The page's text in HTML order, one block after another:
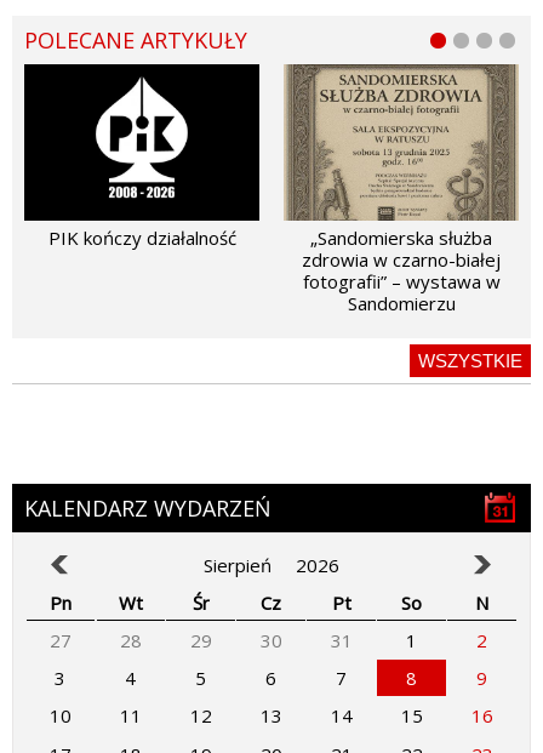
POLECANE ARTYKUŁY
PIK kończy działalność
„Sandomierska służba
zdrowia w czarno-białej
fotografii” – wystawa w
Sandomierzu
WSZYSTKIE
KALENDARZ WYDARZEŃ
Sierpień
2026
Pn
Wt Śr Cz Pt So
N
27
28 29 30 31 1
2
3
4 5 6 7 8
9
10
11 12 13 14 15
16